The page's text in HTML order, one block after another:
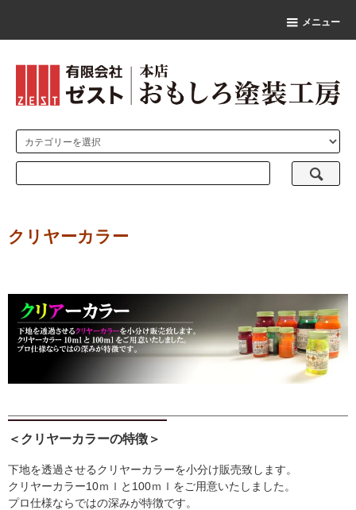
メニュー
クリヤーカラー
＜クリヤーカラーの特徴＞
下地を透過させるクリヤーカラーを小分け販売致します。
クリヤーカラー10ｍｌと100ｍｌをご用意いたしました。
プロ仕様ならではの深みが特徴です。